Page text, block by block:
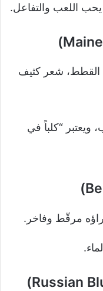
يحب اللعب والتفاعل.
القطط، شعر كثيف
“كلباً في
مرقّط وفاخر.